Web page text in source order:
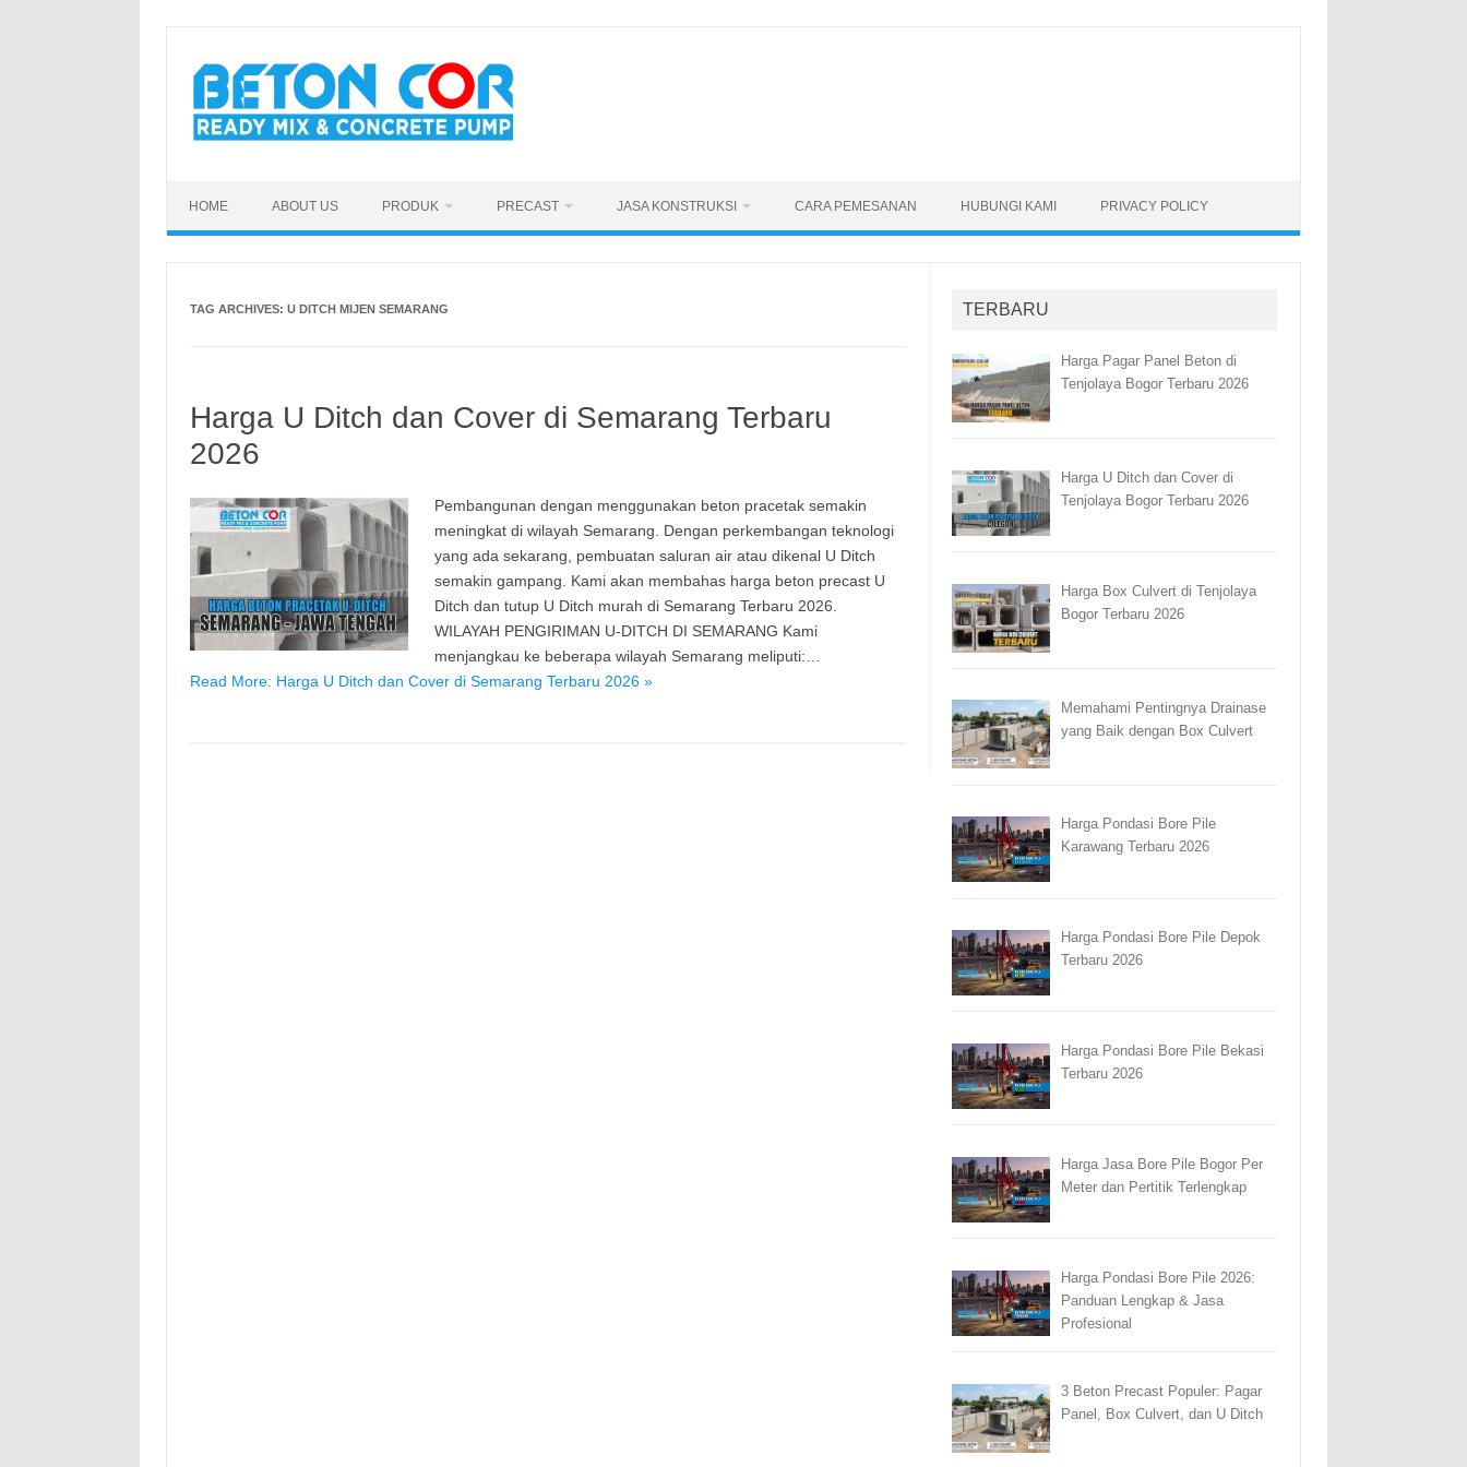
content
HOME ABOUT US PRODUK PRECAST JASA KONSTRUKSI CARA PEMESANAN HUBUNGI KAMI PRIVACY POLICY
TAG ARCHIVES: U DITCH MIJEN SEMARANG
Harga U Ditch dan Cover di Semarang Terbaru
2026
Pembangunan dengan menggunakan beton pracetak semakin
meningkat di wilayah Semarang. Dengan perkembangan teknologi
yang ada sekarang, pembuatan saluran air atau dikenal U Ditch
semakin gampang. Kami akan membahas harga beton precast U
Ditch dan tutup U Ditch murah di Semarang Terbaru 2026.
WILAYAH PENGIRIMAN U-DITCH DI SEMARANG Kami
menjangkau ke beberapa wilayah Semarang meliputi:…
Read More: Harga U Ditch dan Cover di Semarang Terbaru 2026 »
TERBARU
Harga Pagar Panel Beton di
Tenjolaya Bogor Terbaru 2026
Harga U Ditch dan Cover di
Tenjolaya Bogor Terbaru 2026
Harga Box Culvert di Tenjolaya
Bogor Terbaru 2026
Memahami Pentingnya Drainase
yang Baik dengan Box Culvert
Harga Pondasi Bore Pile
Karawang Terbaru 2026
Harga Pondasi Bore Pile Depok
Terbaru 2026
Harga Pondasi Bore Pile Bekasi
Terbaru 2026
Harga Jasa Bore Pile Bogor Per
Meter dan Pertitik Terlengkap
Harga Pondasi Bore Pile 2026:
Panduan Lengkap & Jasa
Profesional
3 Beton Precast Populer: Pagar
Panel, Box Culvert, dan U Ditch